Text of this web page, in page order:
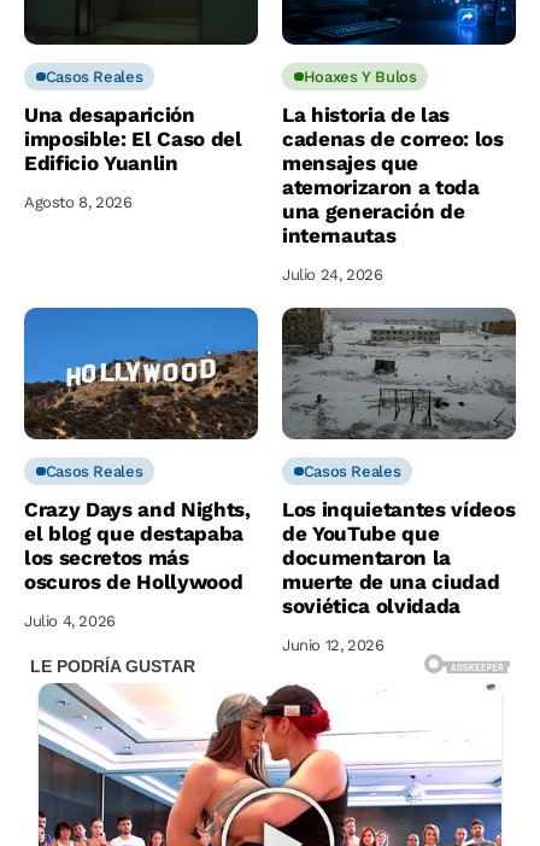
Casos Reales
Una desaparición
imposible: El Caso del
Edificio Yuanlin
Agosto 8, 2026
Hoaxes Y Bulos
La historia de las
cadenas de correo: los
mensajes que
atemorizaron a toda
una generación de
internautas
Julio 24, 2026
Casos Reales
Crazy Days and Nights,
el blog que destapaba
los secretos más
oscuros de Hollywood
Julio 4, 2026
Casos Reales
Los inquietantes vídeos
de YouTube que
documentaron la
muerte de una ciudad
soviética olvidada
Junio 12, 2026